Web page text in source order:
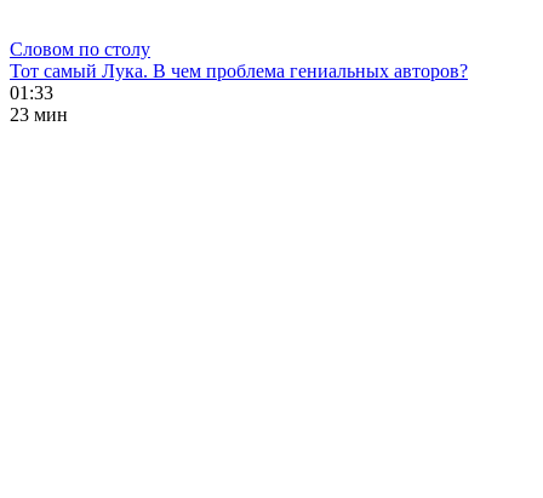
Словом по столу
Тот самый Лука. В чем проблема гениальных авторов?
01:33
23 мин